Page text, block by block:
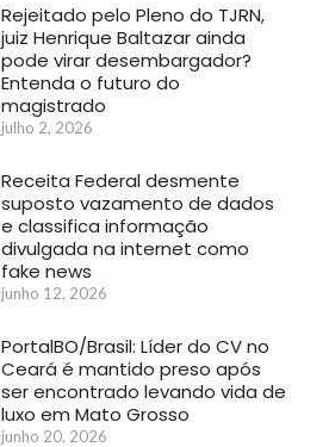
Rejeitado pelo Pleno do TJRN,
juiz Henrique Baltazar ainda
pode virar desembargador?
Entenda o futuro do
magistrado
julho 2, 2026
Receita Federal desmente
suposto vazamento de dados
e classifica informação
divulgada na internet como
fake news
junho 12, 2026
PortalBO/Brasil: Líder do CV no
Ceará é mantido preso após
ser encontrado levando vida de
luxo em Mato Grosso
junho 20, 2026